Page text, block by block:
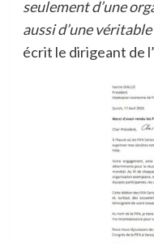
seulement d’une
aussi d’une
écrit le dirigeant de